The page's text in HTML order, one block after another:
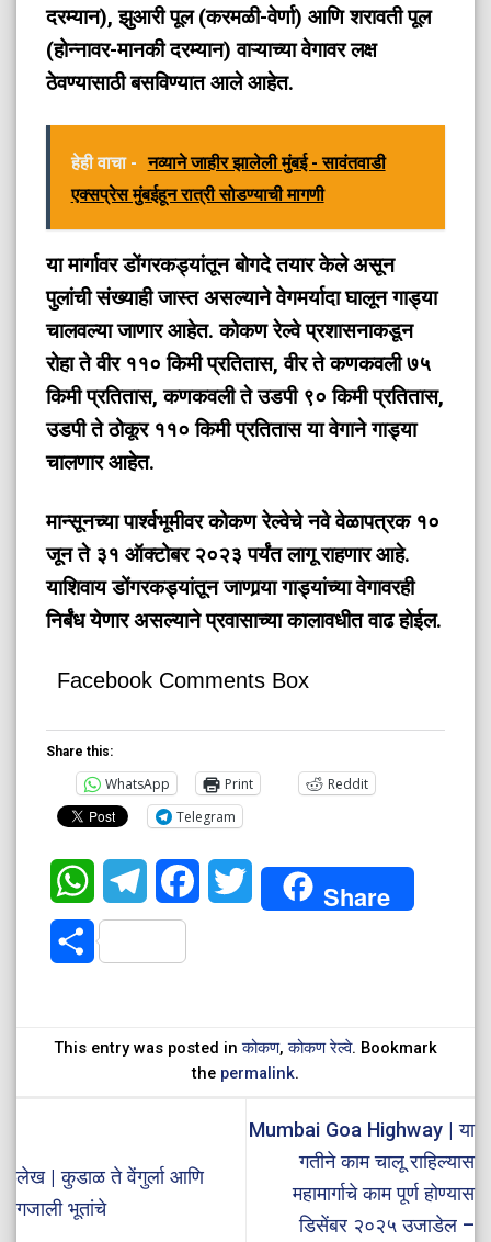
दरम्यान), झुआरी पूल (करमळी-वेर्णा) आणि शरावती पूल
(होन्नावर-मानकी दरम्यान) वाऱ्याच्या वेगावर लक्ष
ठेवण्यासाठी बसविण्यात आले आहेत.
हेही वाचा - नव्याने जाहीर झालेली मुंबई - सावंतवाडी
एक्सप्रेस मुंबईहून रात्री सोडण्याची मागणी
या मार्गावर डोंगरकड्यांतून बोगदे तयार केले असून
पुलांची संख्याही जास्त असल्याने वेगमर्यादा घालून गाड्या
चालवल्या जाणार आहेत. कोकण रेल्वे प्रशासनाकडून
रोहा ते वीर ११० किमी प्रतितास, वीर ते कणकवली ७५
किमी प्रतितास, कणकवली ते उडपी ९० किमी प्रतितास,
उडपी ते ठोकूर ११० किमी प्रतितास या वेगाने गाड्या
चालणार आहेत.
मान्सूनच्या पार्श्वभूमीवर कोकण रेल्वेचे नवे वेळापत्रक १०
जून ते ३१ ऑक्टोबर २०२३ पर्यंत लागू राहणार आहे.
याशिवाय डोंगरकड्यांतून जाणार्‍या गाड्यांच्या वेगावरही
निर्बंध येणार असल्याने प्रवासाच्या कालावधीत वाढ होईल.
Facebook Comments Box
Share this:
WhatsApp Print
Reddit
Telegram
WhatsAppTelegramFacebookTwitter Share
Share
This entry was posted inकोकण,कोकण रेल्वे. Bookmark
the permalink.
लेख | कुडाळ ते वेंगुर्ला आणि
गजाली भूतांचे
Mumbai Goa Highway | या
गतीने काम चालू राहिल्यास
महामार्गाचे काम पूर्ण होण्यास
डिसेंबर २०२५ उजाडेल –